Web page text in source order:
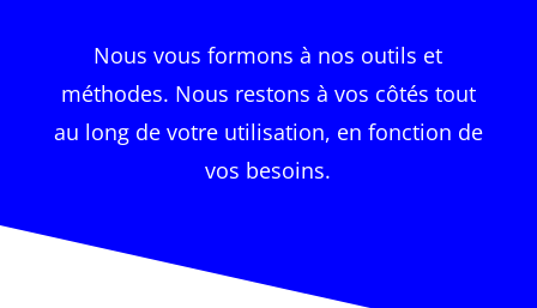
Nous vous formons à nos outils et
méthodes. Nous restons à vos côtés tout
au long de votre utilisation, en fonction de
vos besoins.